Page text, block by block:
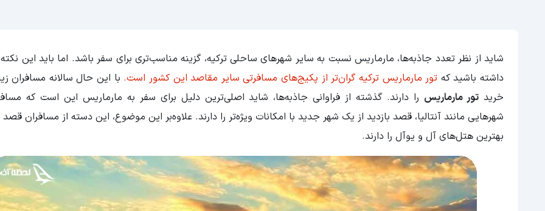
شاید از نظر تعدد جاذبه‌ها، مارماریس نسبت به سایر شهرهای ساحلی ترکیه، گزینه مناسب‌تری برای سفر باشد. اما باید این نکته
داشته باشید که تور مارماریس ترکیه گران‌تر از پکیج‌های مسافرتی سایر مقاصد این کشور است. با این حال سالانه مسافران
خرید تور مارماریس را دارند. گذشته از فراوانی جاذبه‌ها، شاید اصلی‌ترین دلیل برای سفر به مارماریس این است که
شهرهایی مانند آنتالیا، قصد بازدید از یک شهر جدید با امکانات ویژه‌تر را دارند. علاوه‌بر این موضوع، این دسته از مسافران
بهترین هتل‌های آل و یوآل را دارند.